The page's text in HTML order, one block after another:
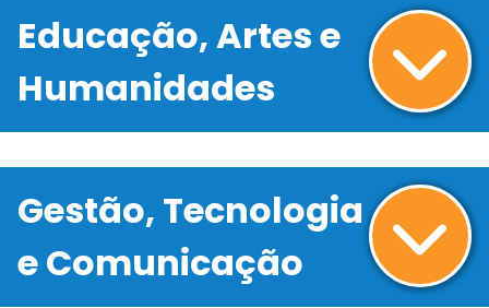
Educação, Artes e
Humanidades
Gestão, Tecnologia
e Comunicação